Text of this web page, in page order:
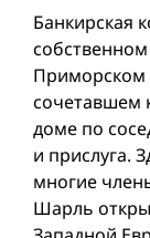
Банкирская
Приморском
сочетавшем
доме по
и прислуга.
многие
Шарль